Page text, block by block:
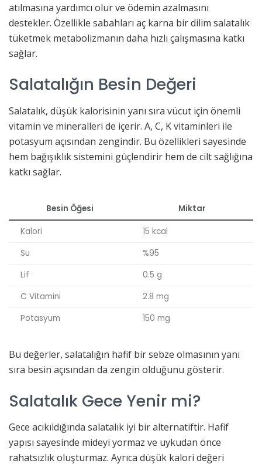
atılmasına yardımcı olur ve ödemin azalmasını
destekler. Özellikle sabahları aç karna bir dilim salatalık
tüketmek metabolizmanın daha hızlı çalışmasına katkı
sağlar.
Salatalığın Besin Değeri
Salatalık, düşük kalorisinin yanı sıra vücut için önemli
vitamin ve mineralleri de içerir. A, C, K vitaminleri ile
potasyum açısından zengindir. Bu özellikleri sayesinde
hem bağışıklık sistemini güçlendirir hem de cilt sağlığına
katkı sağlar.
Besin Öğesi Miktar
Kalori
15 kcal
Su
%95
Lif
0.5 g
C Vitamini
2.8 mg
Potasyum
150 mg
Bu değerler, salatalığın hafif bir sebze olmasının yanı
sıra besin açısından da zengin olduğunu gösterir.
Salatalık Gece Yenir mi?
Gece acıkıldığında salatalık iyi bir alternatiftir. Hafif
yapısı sayesinde mideyi yormaz ve uykudan önce
rahatsızlık oluşturmaz. Ayrıca düşük kalori değeri